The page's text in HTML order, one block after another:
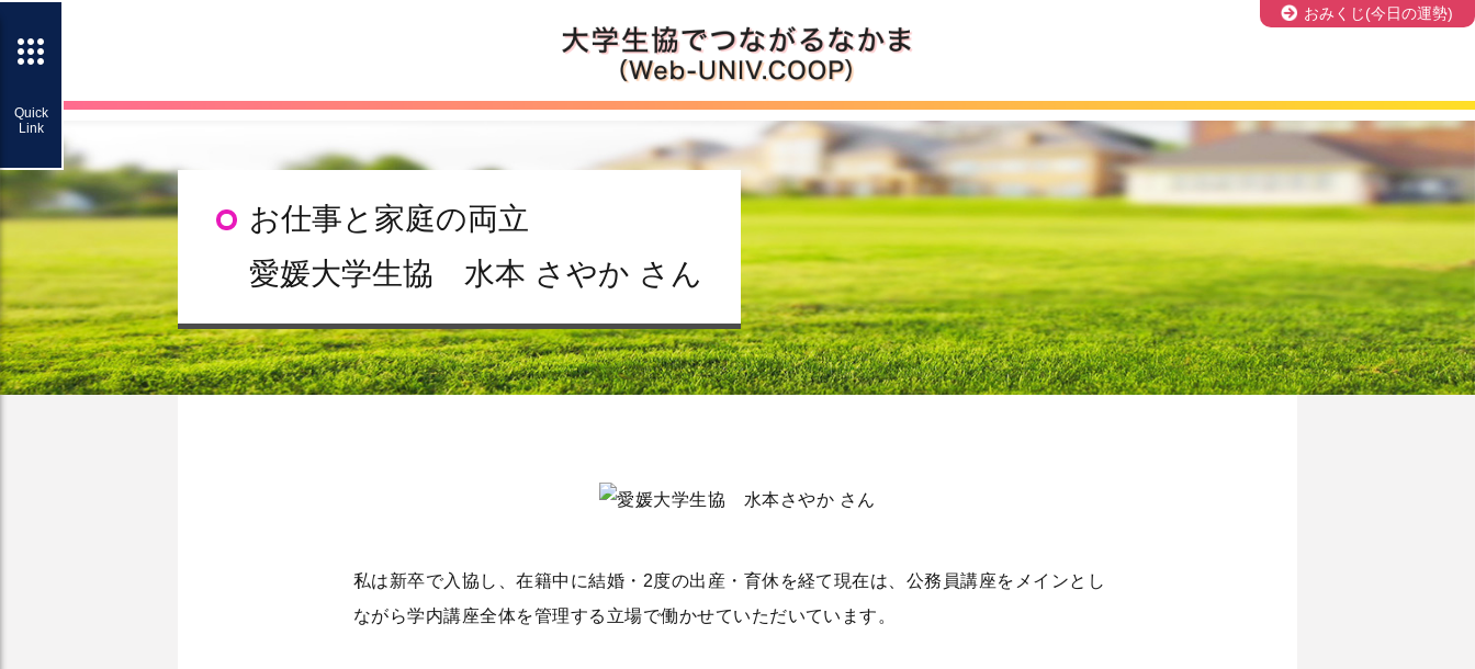
おみくじ(今日の運勢)
お仕事と家庭の両立
愛媛大学生協 水本 さやか さん
私は新卒で入協し、在籍中に結婚・2度の出産・育休を経て現在は、公務員講座をメインとし
ながら学内講座全体を管理する立場で働かせていただいています。